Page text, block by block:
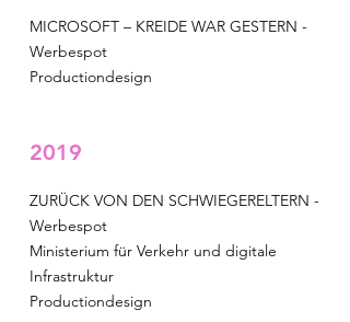
MICROSOFT – KREIDE WAR GESTERN -
Werbespot
Productiondesign
2019
ZURÜCK VON DEN SCHWIEGERELTERN -
Werbespot
Ministerium für Verkehr und digitale
Infrastruktur
Productiondesign